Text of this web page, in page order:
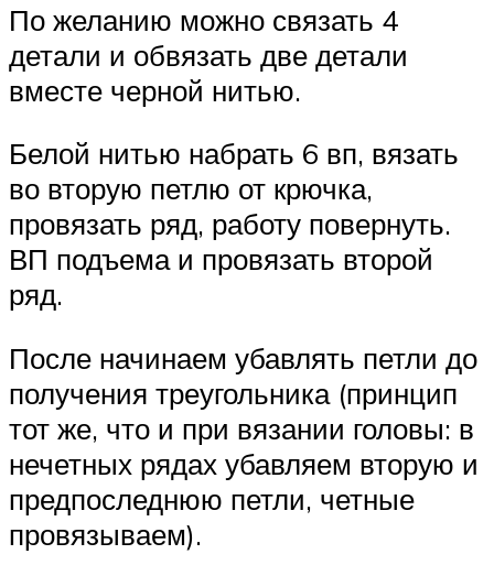
По желанию можно связать 4
детали и обвязать две детали
вместе черной нитью.
Белой нитью набрать 6 вп, вязать
во вторую петлю от крючка,
провязать ряд, работу повернуть.
ВП подъема и провязать второй
ряд.
После начинаем убавлять петли до
получения треугольника (принцип
тот же, что и при вязании головы: в
нечетных рядах убавляем вторую и
предпоследнюю петли, четные
провязываем).